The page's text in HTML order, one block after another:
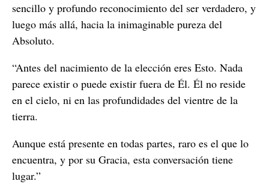
sencillo y profundo reconocimiento del ser verdadero, y
luego más allá, hacia la inimaginable pureza del
Absoluto.
“Antes del nacimiento de la elección eres Esto. Nada
parece existir o puede existir fuera de Él. Él no reside
en el cielo, ni en las profundidades del vientre de la
tierra.
Aunque está presente en todas partes, raro es el que lo
encuentra, y por su Gracia, esta conversación tiene
lugar.”